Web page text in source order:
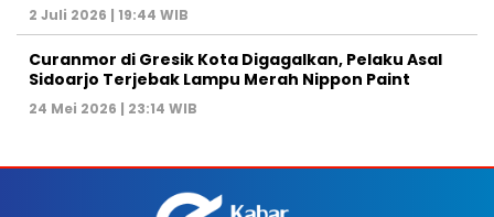
2 Juli 2026 | 19:44 WIB
Curanmor di Gresik Kota Digagalkan, Pelaku Asal
Sidoarjo Terjebak Lampu Merah Nippon Paint
24 Mei 2026 | 23:14 WIB